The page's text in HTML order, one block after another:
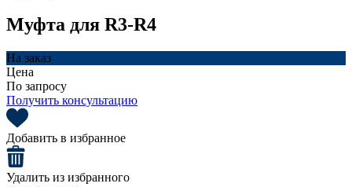
Муфта для R3-R4
На заказ
Цена
По запросу
Получить консультацию
Добавить в избранное
Удалить из избранного